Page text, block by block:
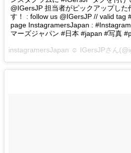
@IGersJP 担当者がピックアップした
す！ : follow us @IGersJP // valid tag
page InstagramersJapan :
マーズジャパン #日本 #japan #写真